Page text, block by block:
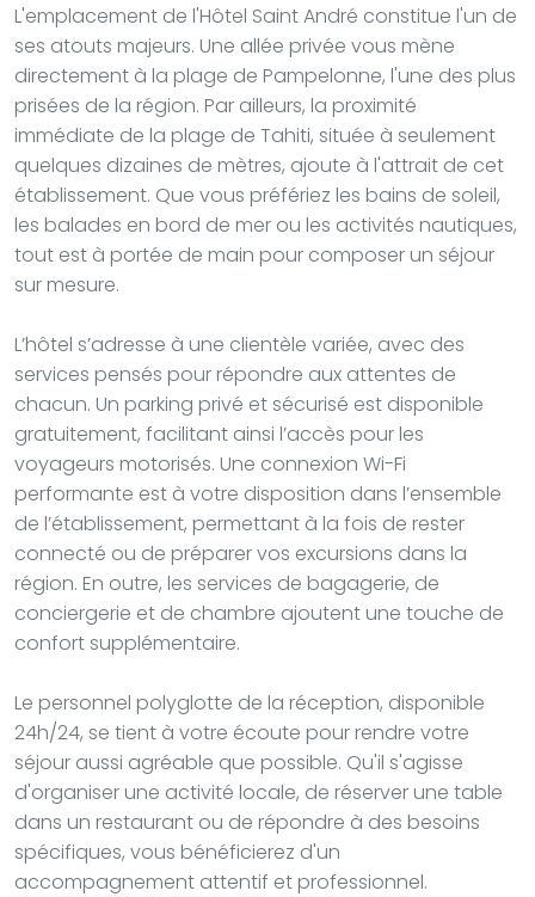
L'emplacement de l'Hôtel Saint André constitue l'un de
ses atouts majeurs. Une allée privée vous mène
directement à la plage de Pampelonne, l'une des plus
prisées de la région. Par ailleurs, la proximité
immédiate de la plage de Tahiti, située à seulement
quelques dizaines de mètres, ajoute à l'attrait de cet
établissement. Que vous préfériez les bains de soleil,
les balades en bord de mer ou les activités nautiques,
tout est à portée de main pour composer un séjour
sur mesure.
L’hôtel s’adresse à une clientèle variée, avec des
services pensés pour répondre aux attentes de
chacun. Un parking privé et sécurisé est disponible
gratuitement, facilitant ainsi l’accès pour les
voyageurs motorisés. Une connexion Wi-Fi
performante est à votre disposition dans l’ensemble
de l’établissement, permettant à la fois de rester
connecté ou de préparer vos excursions dans la
région. En outre, les services de bagagerie, de
conciergerie et de chambre ajoutent une touche de
confort supplémentaire.
Le personnel polyglotte de la réception, disponible
24h/24, se tient à votre écoute pour rendre votre
séjour aussi agréable que possible. Qu'il s'agisse
d'organiser une activité locale, de réserver une table
dans un restaurant ou de répondre à des besoins
spécifiques, vous bénéficierez d'un
accompagnement attentif et professionnel.